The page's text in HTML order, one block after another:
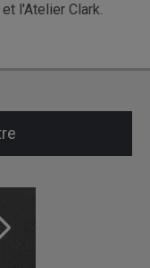
l'Atelier Clark.